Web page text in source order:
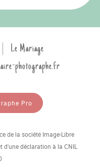
Le Mariage
photographe.fr
Pro
de la société Image-Libre
d'une déclaration à la CNIL